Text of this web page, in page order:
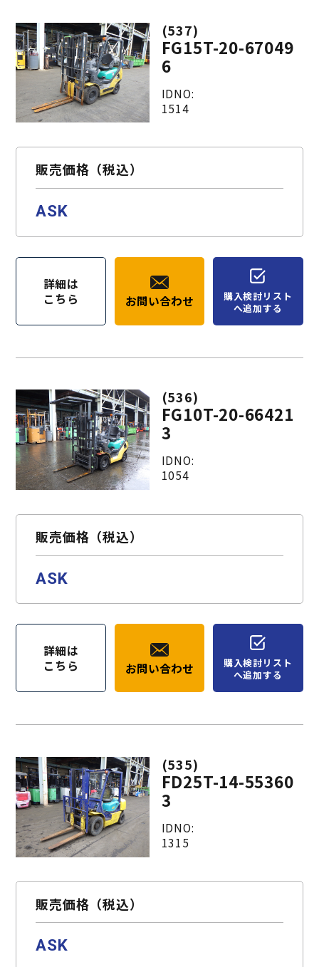
(537)
FG15T-20-67049
6
IDNO:
1514
販売価格（税込）
ASK
詳細は
こちら
お問い合わせ
購入検討リスト
へ追加する
(536)
FG10T-20-66421
3
IDNO:
1054
販売価格（税込）
ASK
詳細は
こちら
お問い合わせ
購入検討リスト
へ追加する
(535)
FD25T-14-55360
3
IDNO:
1315
販売価格（税込）
ASK